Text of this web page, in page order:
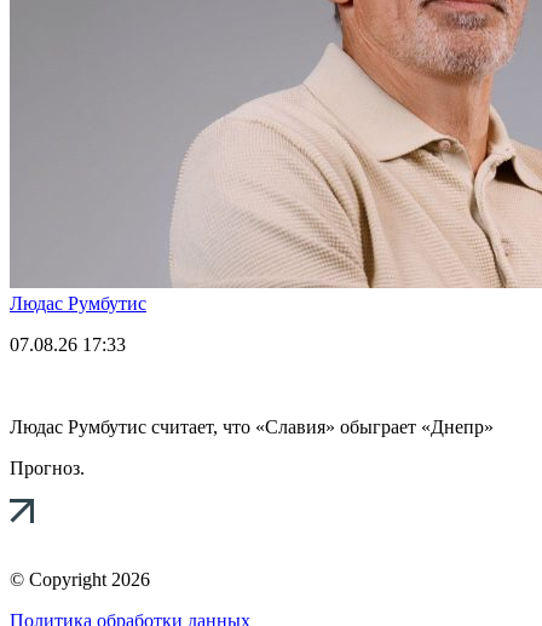
Людас Румбутис
07.08.26 17:33
Людас Румбутис считает, что «Славия» обыграет «Днепр»
Прогноз.
© Copyright 2026
Политика обработки данных